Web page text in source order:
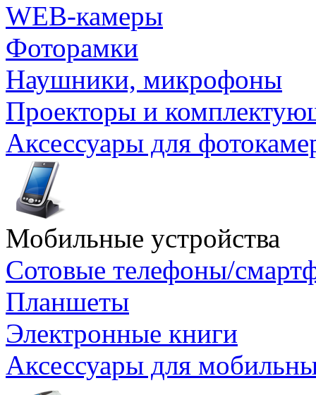
WEB-камеры
Фоторамки
Наушники, микрофоны
Проекторы и
Аксессуары для
Мобильные устройства
Сотовые телефоны/
Планшеты
Электронные книги
Аксессуары для